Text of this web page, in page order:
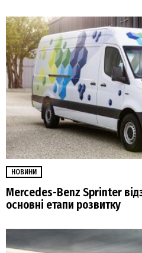
НОВИНИ
Mercedes-Benz Sprinter
основні етапи розвитку